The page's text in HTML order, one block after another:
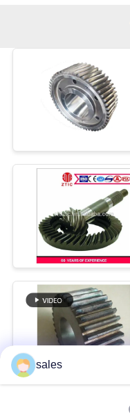
জন্য
আবেদন
PRIVACY
POLICY
sales